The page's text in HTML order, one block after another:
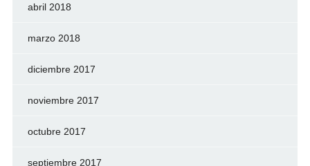
abril 2018
marzo 2018
diciembre 2017
noviembre 2017
octubre 2017
septiembre 2017